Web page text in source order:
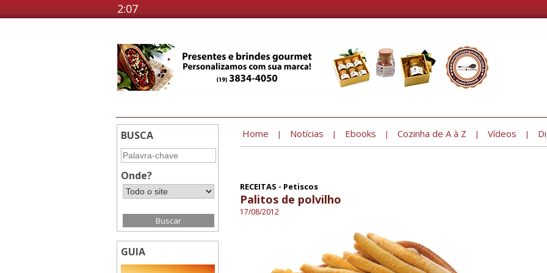
2:07
BUSCA
Onde?
GUIA
Home | Notícias | Ebooks | Cozinha de A à Z | Vídeos |
RECEITAS - Petiscos
Palitos de polvilho
17/08/2012